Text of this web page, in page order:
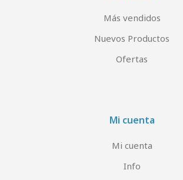
Más vendidos
Nuevos Productos
Ofertas
Mi cuenta
Mi cuenta
Info